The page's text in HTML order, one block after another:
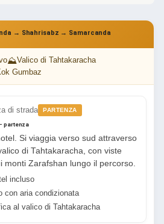
→ Shahrisabz → Samarcanda
⛰Valico di Tahtakaracha
Gumbaz
di strada PARTENZA
partenza
Si viaggia verso sud attraverso
di Tahtakaracha, con viste
monti Zarafshan lungo il percorso.
incluso
con aria condizionata
al valico di Tahtakaracha